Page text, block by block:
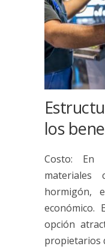
los
Costo: En
hormigón,
económico.
opción
propietarios